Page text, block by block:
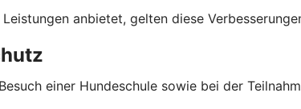
anbietet, gelten diese
einer Hundeschule sowie bei der